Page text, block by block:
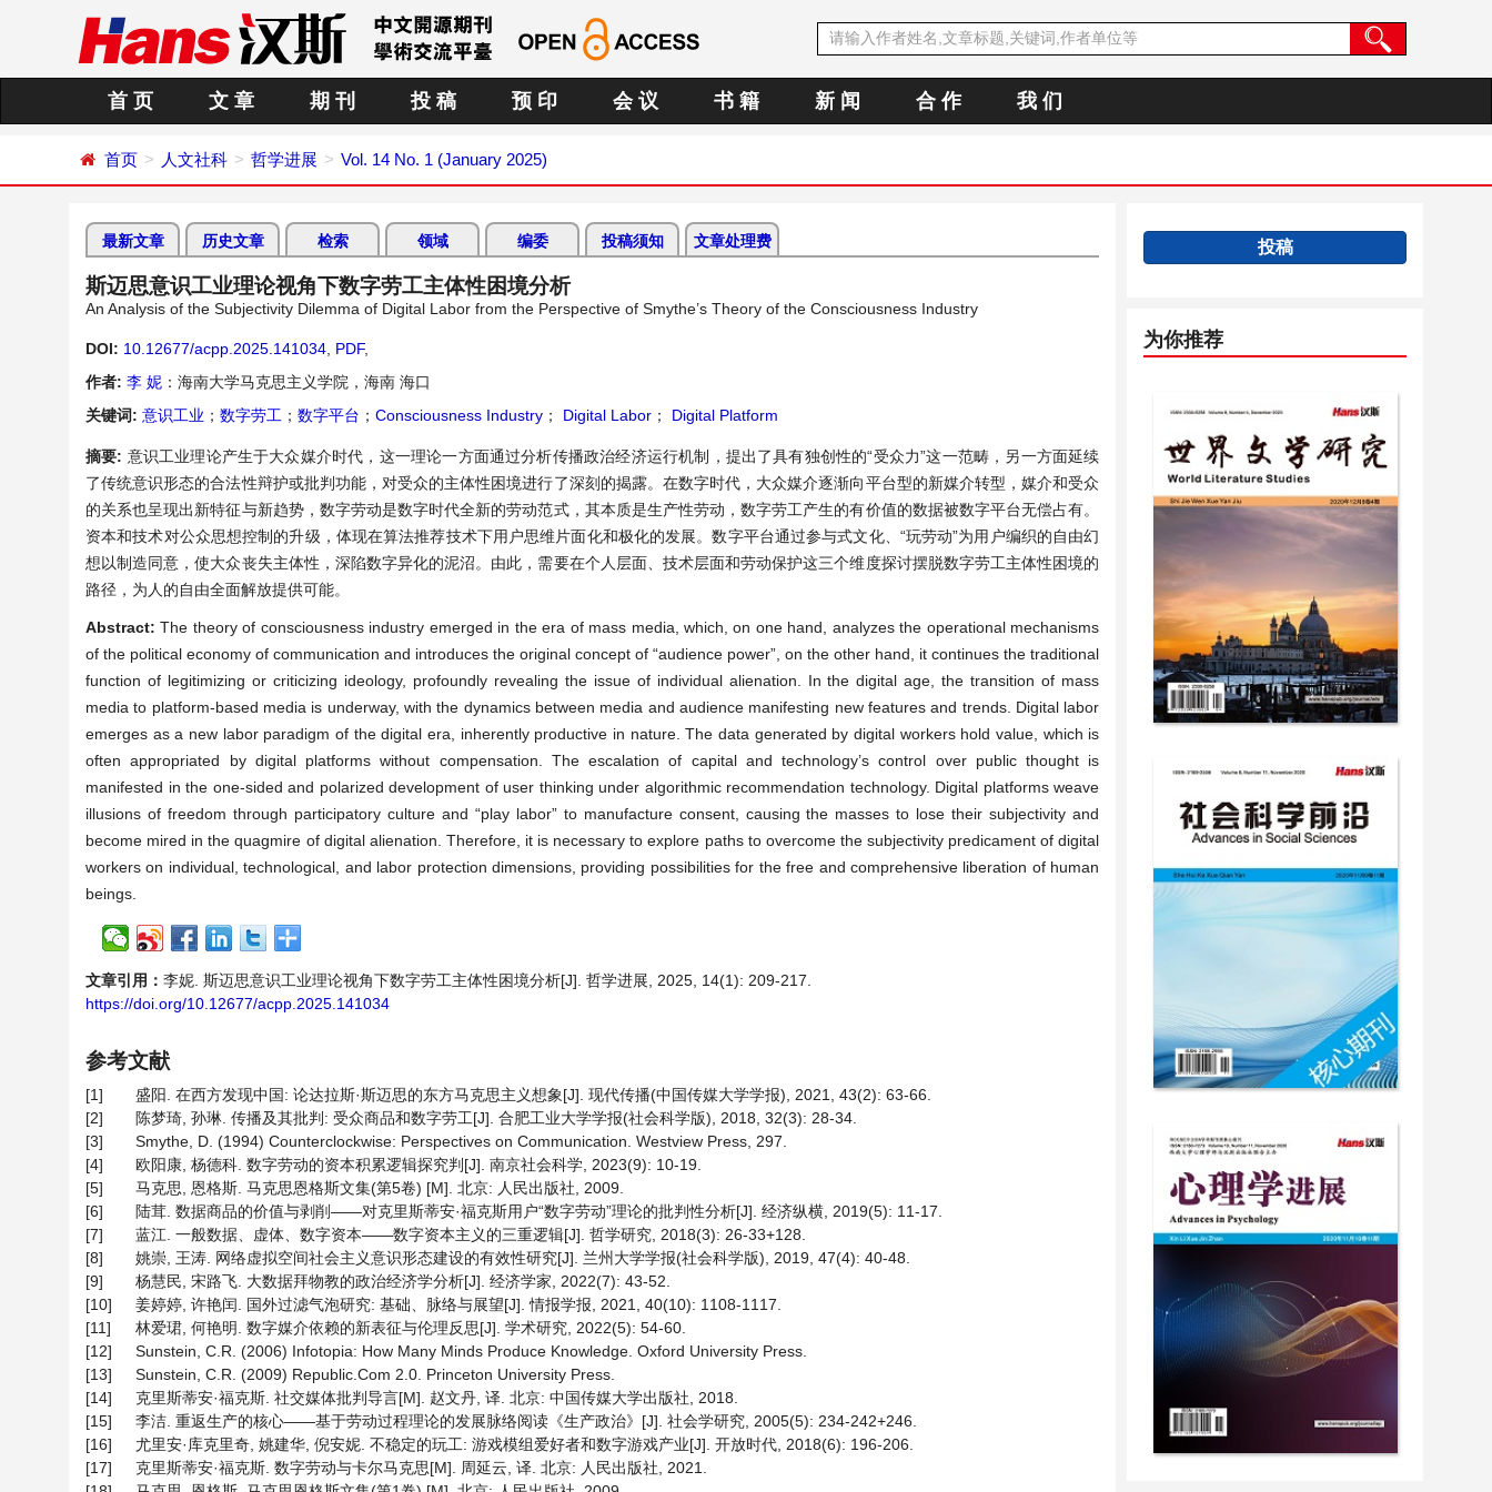
首 页 文 章 期 刊 投 稿 预 印 会 议 书 籍 新 闻 合 作 我 们
首页 人文社科 哲学进展 Vol. 14 No. 1 (January 2025)
最新文章 历史文章 检索 领域 编委 投稿须知 文章处理费
斯迈思意识工业理论视角下数字劳工主体性困境分析
An Analysis of the Subjectivity Dilemma of Digital Labor from the Perspective of Smythe’s Theory of the Consciousness Industry
DOI: 10.12677/acpp.2025.141034 PDF,
作者: 李 妮 ：海南大学马克思主义学院，海南 海口
关键词: 意识工业 ； 数字劳工 ； 数字平台 ； Consciousness Industry ； Digital Labor ； Digital Platform
摘要: 意识工业理论产生于大众媒介时代，这一理论一方面通过分析传播政治经济运行机制，提出了具有独创性的“受众力”这一范畴，另一方面延续
了传统意识形态的合法性辩护或批判功能，对受众的主体性困境进行了深刻的揭露。在数字时代，大众媒介逐渐向平台型的新媒介转型，媒介和受众
的关系也呈现出新特征与新趋势，数字劳动是数字时代全新的劳动范式，其本质是生产性劳动，数字劳工产生的有价值的数据被数字平台无偿占有。
资本和技术对公众思想控制的升级，体现在算法推荐技术下用户思维片面化和极化的发展。数字平台通过参与式文化、“玩劳动”为用户编织的自由幻
想以制造同意，使大众丧失主体性，深陷数字异化的泥沼。由此，需要在个人层面、技术层面和劳动保护这三个维度探讨摆脱数字劳工主体性困境的
路径，为人的自由全面解放提供可能。
Abstract:The theory of consciousness industry emerged in the era of mass media, which, on one hand, analyzes the operational mechanisms
of the political economy of communication and introduces the original concept of “audience power”, on the other hand, it continues the traditional
function of legitimizing or criticizing ideology, profoundly revealing the issue of individual alienation. In the digital age, the transition of mass
media to platform-based media is underway, with the dynamics between media and audience manifesting new features and trends. Digital labor
emerges as a new labor paradigm of the digital era, inherently productive in nature. The data generated by digital workers hold value, which is
often appropriated by digital platforms without compensation. The escalation of capital and technology’s control over public thought is
manifested in the one-sided and polarized development of user thinking under algorithmic recommendation technology. Digital platforms weave
illusions of freedom through participatory culture and “play labor” to manufacture consent, causing the masses to lose their subjectivity and
become mired in the quagmire of digital alienation. Therefore, it is necessary to explore paths to overcome the subjectivity predicament of digital
workers on individual, technological, and labor protection dimensions, providing possibilities for the free and comprehensive liberation of human
beings.
文章引用： 李妮. 斯迈思意识工业理论视角下数字劳工主体性困境分析[J]. 哲学进展, 2025, 14(1): 209-217.
https://doi.org/10.12677/acpp.2025.141034
参考文献
[1]
盛阳. 在西方发现中国: 论达拉斯·斯迈思的东方马克思主义想象[J]. 现代传播(中国传媒大学学报), 2021, 43(2): 63-66.
[2]
陈梦琦, 孙琳. 传播及其批判: 受众商品和数字劳工[J]. 合肥工业大学学报(社会科学版), 2018, 32(3): 28-34.
[3]
Smythe, D. (1994) Counterclockwise: Perspectives on Communication. Westview Press, 297.
[4]
欧阳康, 杨德科. 数字劳动的资本积累逻辑探究判[J]. 南京社会科学, 2023(9): 10-19.
[5]
马克思, 恩格斯. 马克思恩格斯文集(第5卷) [M]. 北京: 人民出版社, 2009.
[6]
陆茸. 数据商品的价值与剥削——对克里斯蒂安·福克斯用户“数字劳动”理论的批判性分析[J]. 经济纵横, 2019(5): 11-17.
[7]
蓝江. 一般数据、虚体、数字资本——数字资本主义的三重逻辑[J]. 哲学研究, 2018(3): 26-33+128.
[8]
姚崇, 王涛. 网络虚拟空间社会主义意识形态建设的有效性研究[J]. 兰州大学学报(社会科学版), 2019, 47(4): 40-48.
[9]
杨慧民, 宋路飞. 大数据拜物教的政治经济学分析[J]. 经济学家, 2022(7): 43-52.
[10]
姜婷婷, 许艳闰. 国外过滤气泡研究: 基础、脉络与展望[J]. 情报学报, 2021, 40(10): 1108-1117.
[11]
林爱珺, 何艳明. 数字媒介依赖的新表征与伦理反思[J]. 学术研究, 2022(5): 54-60.
[12]
Sunstein, C.R. (2006) Infotopia: How Many Minds Produce Knowledge. Oxford University Press.
[13]
Sunstein, C.R. (2009) Republic.Com 2.0. Princeton University Press.
[14]
克里斯蒂安·福克斯. 社交媒体批判导言[M]. 赵文丹, 译. 北京: 中国传媒大学出版社, 2018.
[15]
李洁. 重返生产的核心——基于劳动过程理论的发展脉络阅读《生产政治》[J]. 社会学研究, 2005(5): 234-242+246.
[16]
尤里安·库克里奇, 姚建华, 倪安妮. 不稳定的玩工: 游戏模组爱好者和数字游戏产业[J]. 开放时代, 2018(6): 196-206.
[17]
克里斯蒂安·福克斯. 数字劳动与卡尔马克思[M]. 周延云, 译. 北京: 人民出版社, 2021.
投稿
为你推荐